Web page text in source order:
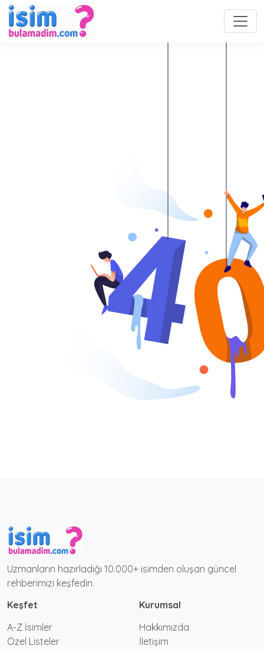
Uzmanların hazırladığı 10.000+ isimden oluşan güncel
rehberimizi keşfedin.
Keşfet
A-Z İsimler
Özel Listeler
Kurumsal
Hakkımızda
İletişim